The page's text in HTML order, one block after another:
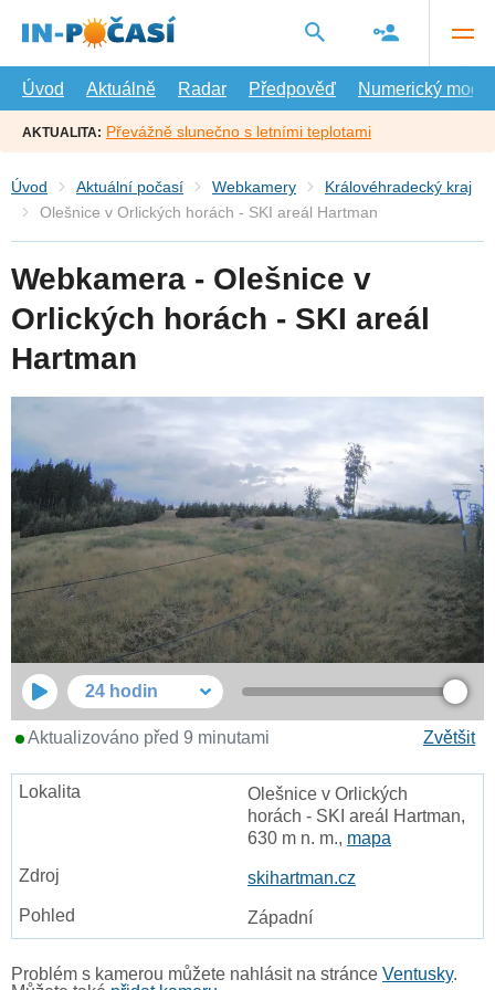
hlavní
Úvod
Aktuálně Radar Předpověď Numerický model
AKTUALITA: Převážně slunečno s letními teplotami
Úvod Aktuální počasí Webkamery
Královéhradecký kraj
Olešnice v Orlických horách - SKI areál Hartman
Webkamera - Olešnice v
Orlických horách - SKI areál
Hartman
24 hodin
Zvětšit
Aktualizováno před 9 minutami
Olešnice v Orlických
horách - SKI areál Hartman,
630 m n. m., mapa
skihartman.cz
Západní
Problém s kamerou můžete nahlásit na stránce Ventusky.